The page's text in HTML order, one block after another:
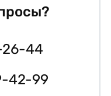
26-44
42-99